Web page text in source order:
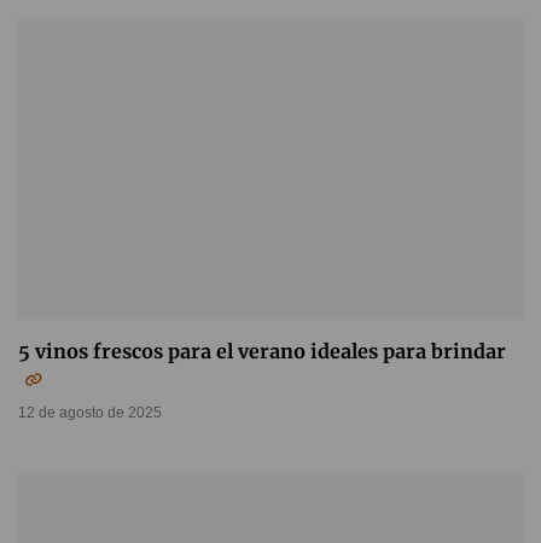
5 vinos frescos para el verano ideales para brindar
12 de agosto de 2025